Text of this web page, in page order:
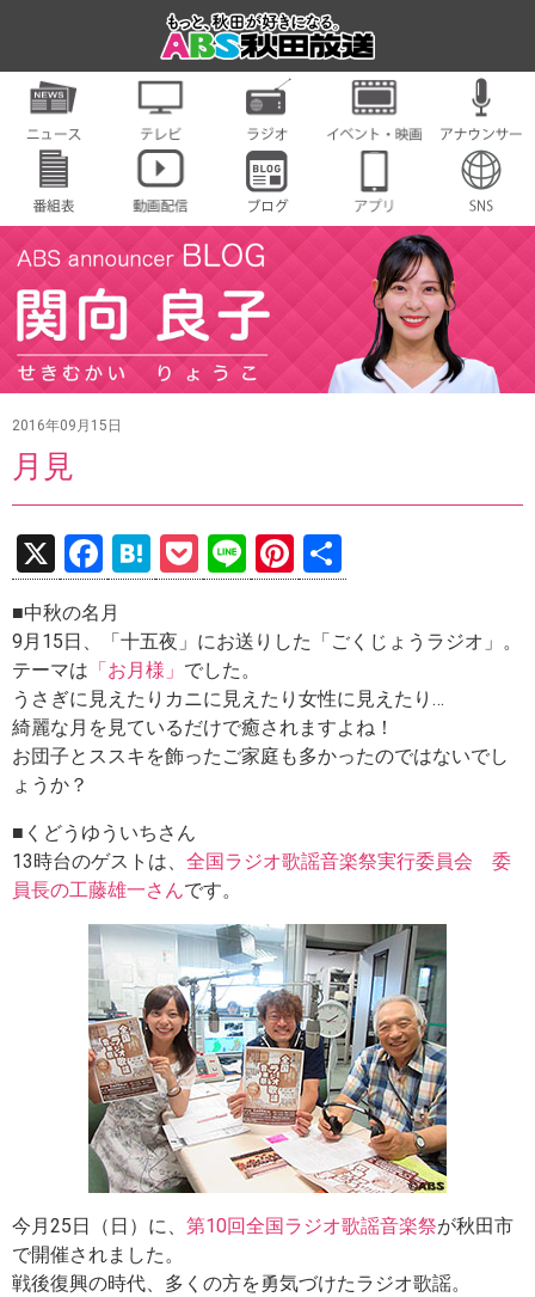
2016年09月15日
月見
X
F
a
ce
b
o
o
H
at
e
n
a
P
o
ck
et
Li
n
e
Pi
nt
er
t
有
■中秋の名月
9月15日、「十五夜」にお送りした「ごくじょうラジオ」。
テーマは 「お月様」 でした。
うさぎに見えたりカニに見えたり女性に見えたり…
綺麗な月を見ているだけで癒されますよね！
お団子とススキを飾ったご家庭も多かったのではないでし
ょうか？
■くどうゆういちさん
13時台のゲストは、 全国ラジオ歌謡音楽祭実行委員会 委
員長の工藤雄一さんです。
今月25日（日）に、 第10回全国ラジオ歌謡音楽祭が秋田市
で開催されました。
戦後復興の時代、多くの方を勇気づけたラジオ歌謡。